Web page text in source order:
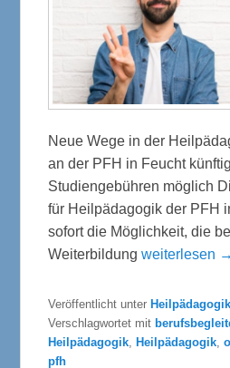
Neue Wege in der
an der PFH in Feucht
Studiengebühren möglich
für Heilpädagogik der PFH
sofort die Möglichkeit, die
Weiterbildungweiterlesen →
Veröffentlicht unter Heilpädagogik
Verschlagwortet mit
Heilpädagogik ,Heilpädagogik ,
pfh